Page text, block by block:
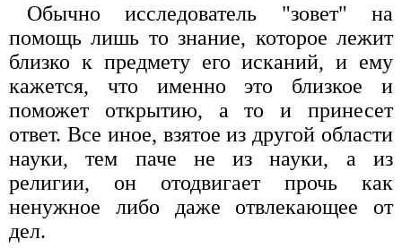
Обычно исследователь "зовет" на
помощь лишь то знание, которое лежит
близко к предмету его исканий, и ему
кажется, что именно это близкое и
поможет открытию, а то и принесет
ответ. Все иное, взятое из другой области
науки, тем паче не из науки, а из
религии, он отодвигает прочь как
ненужное либо даже отвлекающее от
дел.